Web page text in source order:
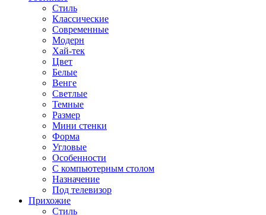
Стиль
Классические
Современные
Модерн
Хай-тек
Цвет
Белые
Венге
Светлые
Темные
Размер
Мини стенки
Форма
Угловые
Особенности
С компьютерным столом
Назначение
Под телевизор
Прихожие
Стиль